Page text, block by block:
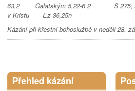
63,2 Galatským 5,22-6,2 S 275;
v Kristu Ez 36,25n
Kázání při křestní bohoslužbě v neděli 28.
Přehled kázání